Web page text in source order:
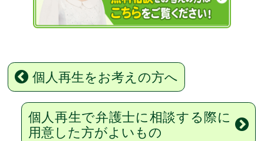
個人再生をお考えの方へ
個人再生で弁護士に相談する際に
用意した方がよいもの